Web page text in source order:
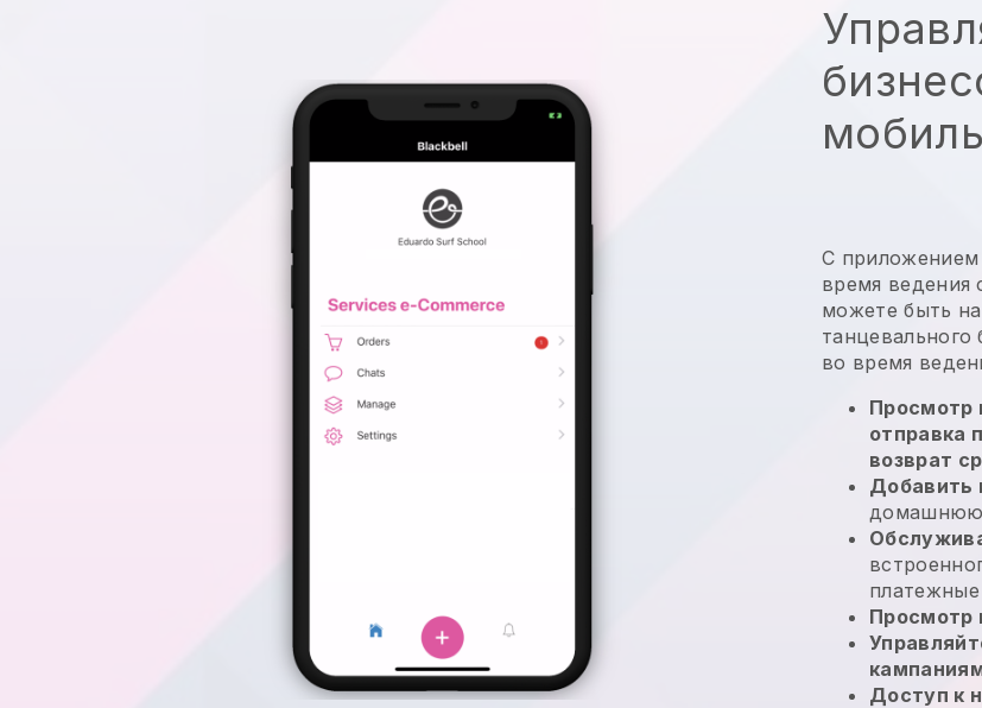
С приложением
время ведения
можете быть
танцевального
во время
Просмотр
отправка
возврат
Добавить
домашнюю
Просмотр
Доступ к